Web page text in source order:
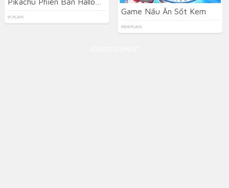
91 PLAYS
Game Nấu Ăn Sốt Kem
6909 PLAYS